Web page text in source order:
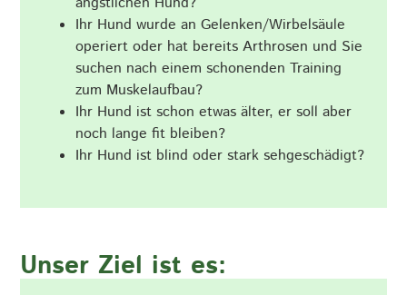
Ihr Hund wurde an Gelenken/Wirbelsäule
operiert oder hat bereits Arthrosen und Sie
suchen nach einem schonenden Training
zum Muskelaufbau?
Ihr Hund ist schon etwas älter, er soll aber
noch lange fit bleiben?
Ihr Hund ist blind oder stark sehgeschädigt?
Unser Ziel ist es: